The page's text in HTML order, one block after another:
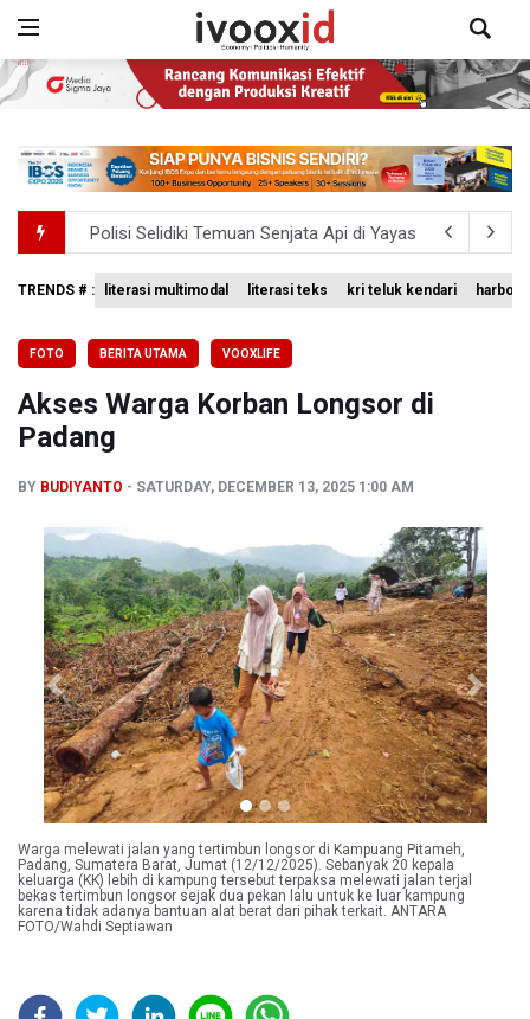
995 Senjata Api Ditemukan di Sekolah Swasta di
Kemenag Terbitkan 40 Buku Digital Pendidikan Agama
TRENDS # : literasi multimodal literasi teks kri teluk kendari
FOTO BERITA UTAMA VOOXLIFE
Akses Warga Korban Longsor di
Padang
BY BUDIYANTO SATURDAY, DECEMBER 13, 2025 1:00 AM
Previous Next
Warga melewati jalan yang tertimbun longsor di Kampuang Pitameh,
Padang, Sumatera Barat, Jumat (12/12/2025). Sebanyak 20 kepala
keluarga (KK) lebih di kampung tersebut terpaksa melewati jalan terjal
bekas tertimbun longsor sejak dua pekan lalu untuk ke luar kampung
karena tidak adanya bantuan alat berat dari pihak terkait. ANTARA
FOTO/Wahdi Septiawan